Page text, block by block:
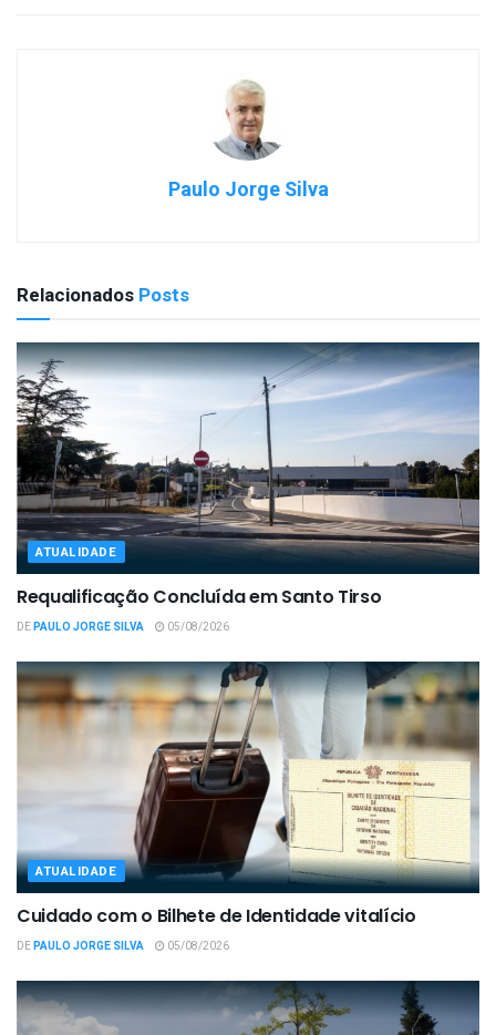
Paulo Jorge Silva
Relacionados Posts
ATUALIDADE
Requalificação Concluída em Santo Tirso
DEPAULO JORGE SILVA 05/08/2026
ATUALIDADE
Cuidado com o Bilhete de Identidade vitalício
DEPAULO JORGE SILVA 05/08/2026